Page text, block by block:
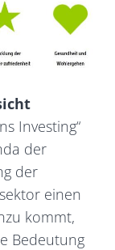
Investing“
der
der
einen
kommt,
Bedeutung